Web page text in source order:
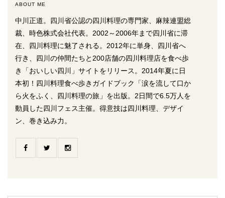
ABOUT ME
中川正道。四川省公認の四川料理の専門家、麻辣連盟総
裁、時色株式会社代表。2002～2006年まで四川省に滞
在、四川料理に魅了される。2012年に単身、四川省へ
行き、四川の仲間たちと200店舗の四川料理店を食べ歩
き「おいしい四川」サイトをリリース。2014年夏に日
本初！四川料理食べ歩きガイドブック「涙を流して口か
ら火をふく、四川料理の旅」を出版。2日間で6.5万人を
動員した四川フェス主催。得意技は四川料理、デザイ
ン、巻き込み力。